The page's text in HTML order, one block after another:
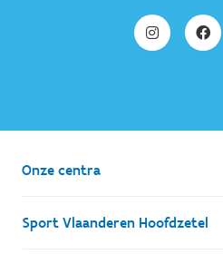
Onze centra
Sport Vlaanderen Hoofdzetel